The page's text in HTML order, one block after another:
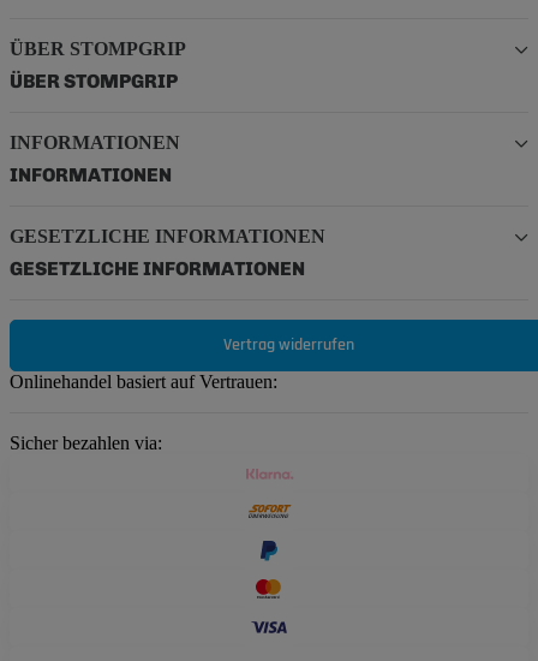
ÜBER STOMPGRIP
ÜBER STOMPGRIP
INFORMATIONEN
INFORMATIONEN
GESETZLICHE INFORMATIONEN
GESETZLICHE INFORMATIONEN
Vertrag widerrufen
Onlinehandel basiert auf Vertrauen:
Sicher bezahlen via: